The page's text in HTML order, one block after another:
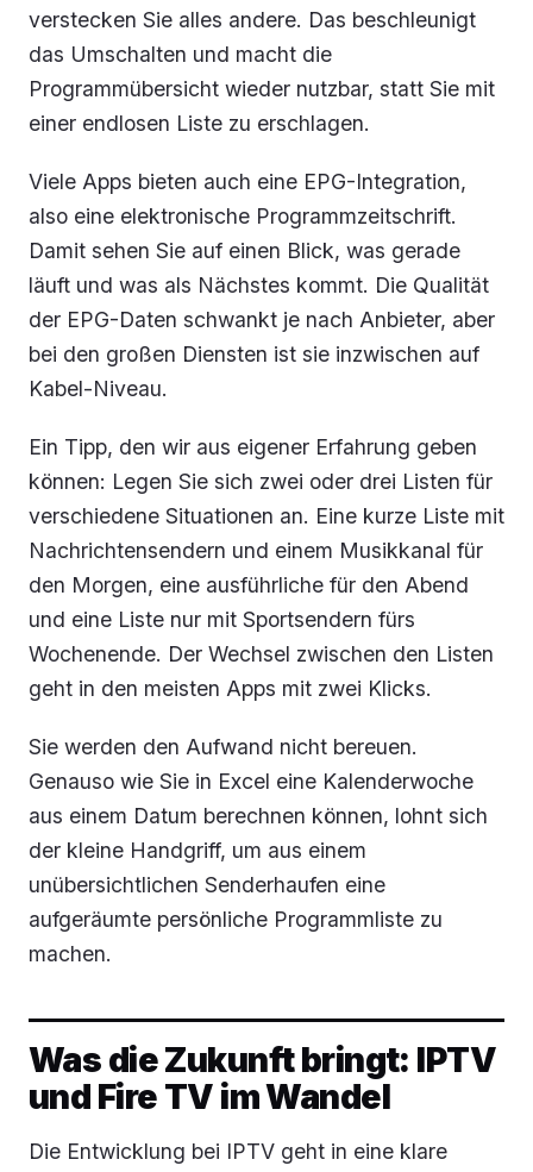
verstecken Sie alles andere. Das beschleunigt
das Umschalten und macht die
Programmübersicht wieder nutzbar, statt Sie mit
einer endlosen Liste zu erschlagen.
Viele Apps bieten auch eine EPG-Integration,
also eine elektronische Programmzeitschrift.
Damit sehen Sie auf einen Blick, was gerade
läuft und was als Nächstes kommt. Die Qualität
der EPG-Daten schwankt je nach Anbieter, aber
bei den großen Diensten ist sie inzwischen auf
Kabel-Niveau.
Ein Tipp, den wir aus eigener Erfahrung geben
können: Legen Sie sich zwei oder drei Listen für
verschiedene Situationen an. Eine kurze Liste mit
Nachrichtensendern und einem Musikkanal für
den Morgen, eine ausführliche für den Abend
und eine Liste nur mit Sportsendern fürs
Wochenende. Der Wechsel zwischen den Listen
geht in den meisten Apps mit zwei Klicks.
Sie werden den Aufwand nicht bereuen.
Genauso wie Sie in Excel eine Kalenderwoche
aus einem Datum berechnen können, lohnt sich
der kleine Handgriff, um aus einem
unübersichtlichen Senderhaufen eine
aufgeräumte persönliche Programmliste zu
machen.
Was die Zukunft bringt: IPTV
und Fire TV im Wandel
Die Entwicklung bei IPTV geht in eine klare